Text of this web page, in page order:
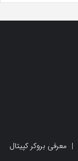
| معرفی بروکر کپیتال